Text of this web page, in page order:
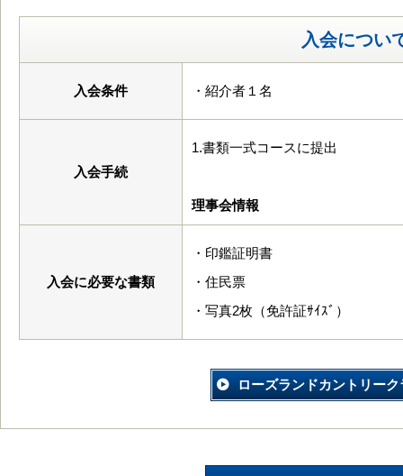
入会につい
入会条件 ・紹介者１名
入会手続
1.書類一式コース
理事会情報
入会に必要な書類
・印鑑証明書
・住民票
・写真2枚（免許証ｻｲｽﾞ）
ローズランドカントリー